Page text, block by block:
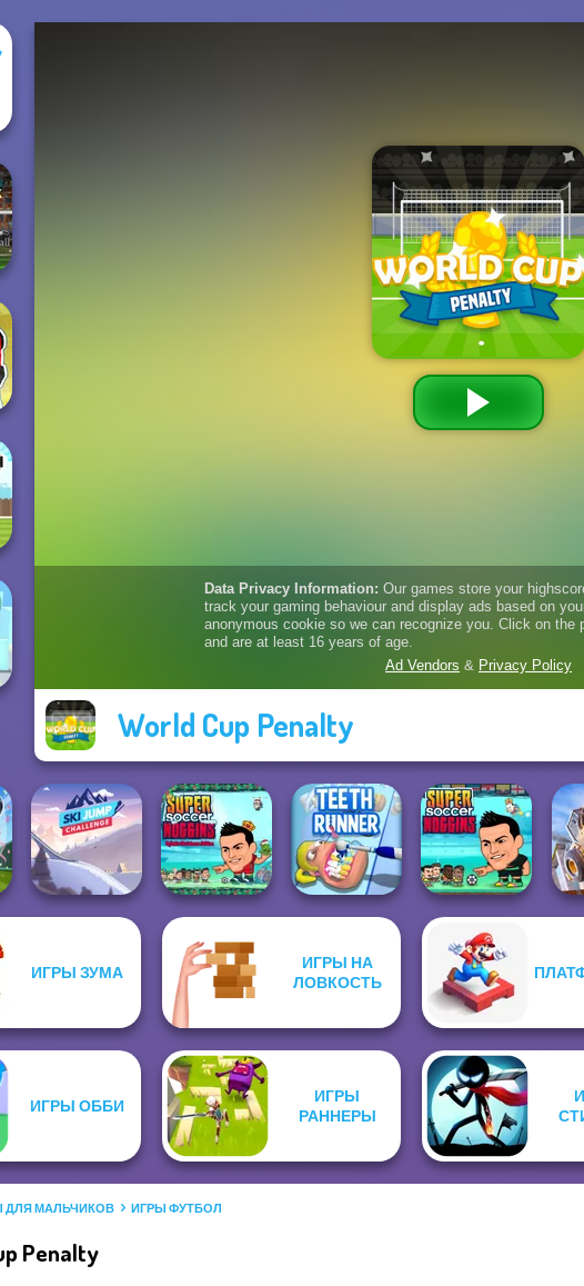
World Cup Penalty
Ski Jump
Super Soccer
Noggins
Christmas
Teeth Runner
Super Soccer
Noggins
ИГРЫ ЗУМА
ИГРЫ НА
ЛОВКОСТЬ
ИГРЫ ОББИ
ИГРЫ
РАННЕРЫ
ДЛЯ МАЛЬЧИКОВ ИГРЫ ФУТБОЛ
Penalty